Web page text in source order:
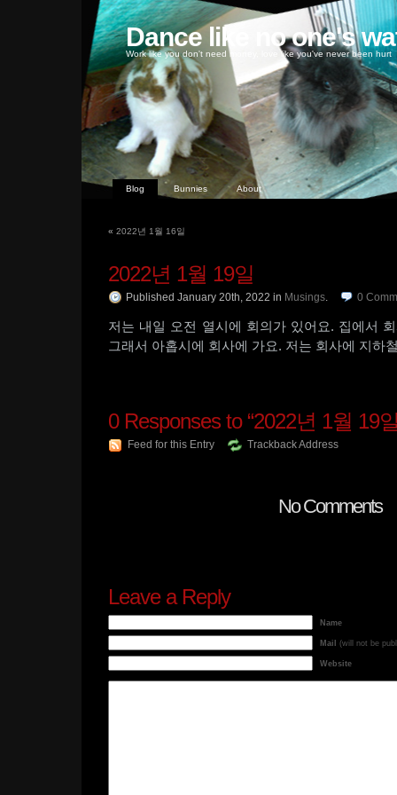
Dance like no one's
Work like you don't need money, love like you've never been hurt
Blog Bunnies About
« 2022년 1월 16일
2022년 1월 19일
Published January 20th, 2022 in Musings. 0
저는 내일 오전 열시에 회의가 있어요. 집에서
그래서 아홉시에 회사에 가요. 저는 회사에 지하
0Responses to “2022년 1월 19
Feed for this Entry Trackback Address
No Comments
Leave a Reply
Name
Mail (will not be
Website